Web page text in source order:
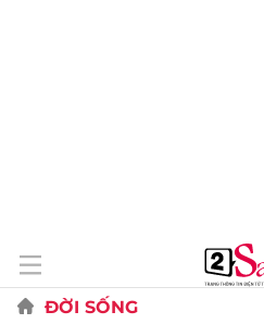
ĐỜI SỐNG